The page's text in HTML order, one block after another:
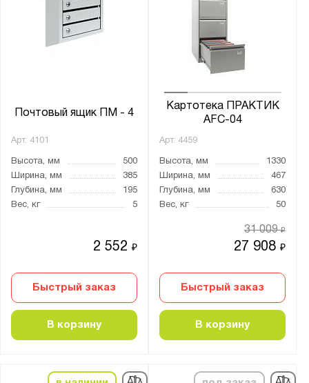
Почтовый ящик ПМ - 4
Арт. 4101
Высота, мм
500
Ширина, мм
385
Глубина, мм
195
Вес, кг
5
2 552₽
Быстрый заказ
В корзину
Картотека ПРАКТИК
AFC-04
Арт. 4459
Высота, мм
1330
Ширина, мм
467
Глубина, мм
630
Вес, кг
50
27 908₽
31 009₽
Быстрый заказ
В корзину
Тип дверцы:
Жалюзи
полимерно-порошковое
порошковое
до
Количество выдвижных ящиков, шт.:
1
2
4